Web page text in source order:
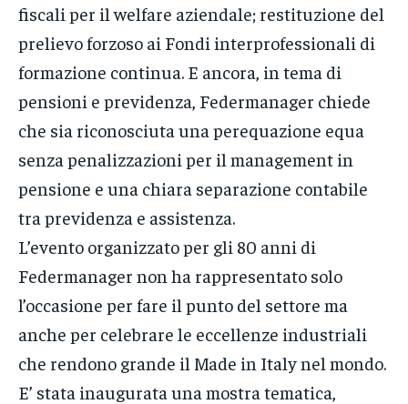
fiscali per il welfare aziendale; restituzione del
prelievo forzoso ai Fondi interprofessionali di
formazione continua. E ancora, in tema di
pensioni e previdenza, Federmanager chiede
che sia riconosciuta una perequazione equa
senza penalizzazioni per il management in
pensione e una chiara separazione contabile
tra previdenza e assistenza.
L’evento organizzato per gli 80 anni di
Federmanager non ha rappresentato solo
l’occasione per fare il punto del settore ma
anche per celebrare le eccellenze industriali
che rendono grande il Made in Italy nel mondo.
E’ stata inaugurata una mostra tematica,